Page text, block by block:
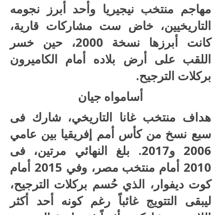
مهاجم منتخب نيجيريا وأحد أبرز نجومه
التاريخيين، خاض ست مشاركات قارية،
كانت أبرزها نسخة 2000، حين خسر
اللقب على أرض بلاده أمام الكاميرون
بركلات الترجيح.
أسامواه جيان
هداف منتخب غانا التاريخي، شارك فى
سبع نسخ من كأس أمم إفريقيا بين عامي
2006 و2017. بلغ النهائي مرتين، فى
2010 أمام منتخب مصر، وفي 2015 أمام
كوت ديفوار، الذي حُسم بركلات الترجيح،
ليبقى التتويج غائباً رغم كونه أحد أكثر